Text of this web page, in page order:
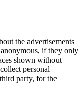
the advertisements
if they only
shown without
personal
party, for the